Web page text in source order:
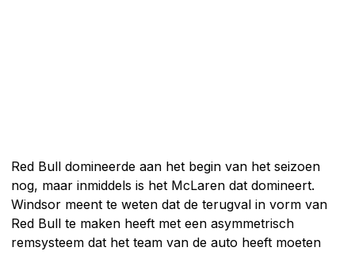
Red Bull domineerde aan het begin van het seizoen
nog, maar inmiddels is het McLaren dat domineert.
Windsor meent te weten dat de terugval in vorm van
Red Bull te maken heeft met een asymmetrisch
remsysteem dat het team van de auto heeft moeten